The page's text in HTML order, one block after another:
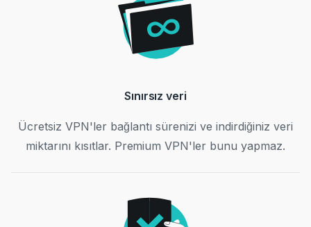
Sınırsız veri
Ücretsiz VPN'ler bağlantı sürenizi ve indirdiğiniz veri
miktarını kısıtlar. Premium VPN'ler bunu yapmaz.